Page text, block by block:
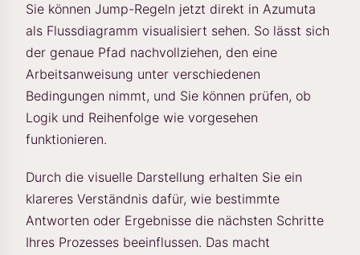
Sie können Jump-Regeln jetzt direkt in Azumuta
als Flussdiagramm visualisiert sehen. So lässt sich
der genaue Pfad nachvollziehen, den eine
Arbeitsanweisung unter verschiedenen
Bedingungen nimmt, und Sie können prüfen, ob
Logik und Reihenfolge wie vorgesehen
funktionieren.
Durch die visuelle Darstellung erhalten Sie ein
klareres Verständnis dafür, wie bestimmte
Antworten oder Ergebnisse die nächsten Schritte
Ihres Prozesses beeinflussen. Das macht